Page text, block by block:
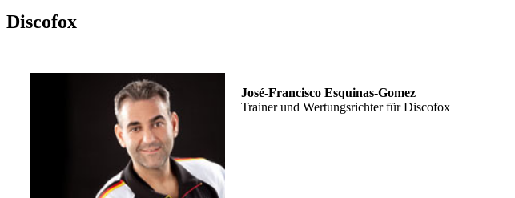
Discofox
José-Francisco Esquinas-Gomez
Trainer und Wertungsrichter für Discofox